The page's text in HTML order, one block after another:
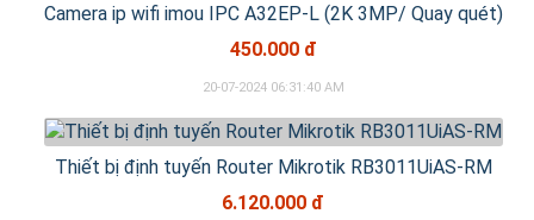
Camera ip wifi imou IPC A32EP-L (2K 3MP/ Quay quét)
450.000 đ
20-07-2024 06:31:40 AM
Thiết bị định tuyến Router Mikrotik RB3011UiAS-RM
6.120.000 đ